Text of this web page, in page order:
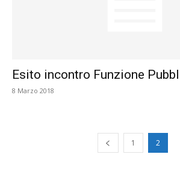
Esito incontro Funzione
8 Marzo 2018
1 2